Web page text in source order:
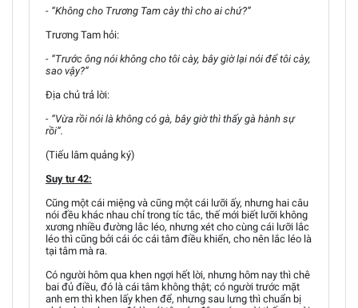
- “Không cho Trương Tam cày thì cho ai chứ?”
Trương Tam hỏi:
- “Trước ông nói không cho tôi cày, bây giờ lại nói để tôi cày,
sao vậy?”
Địa chủ trả lời:
- “Vừa rồi nói là không có gà, bây giờ thì thấy gà hành sự
rồi”.
(Tiếu lâm quảng ký)
Suy tư 42:
Cũng một cái miệng và cũng một cái lưỡi ấy, nhưng hai câu
nói đều khác nhau chỉ trong tíc tắc, thế mới biết lưỡi không
xương nhiều đường lắc léo, nhưng xét cho cùng cái lưỡi lắc
léo thì cũng bởi cái óc cái tâm điều khiển, cho nên lắc léo là
tại tâm mà ra.
Có người hôm qua khen ngợi hết lời, nhưng hôm nay thì chê
bai đủ điều, đó là cái tâm không thật; có người trước mặt
anh em thì khen lấy khen để, nhưng sau lưng thì chuẩn bị